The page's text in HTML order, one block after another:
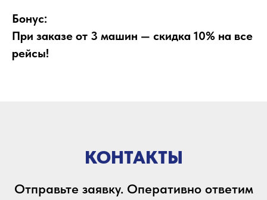
Бонус:
При заказе от 3 машин — скидка 10% на все
рейсы!
КОНТАКТЫ
Отправьте заявку. Оперативно ответим